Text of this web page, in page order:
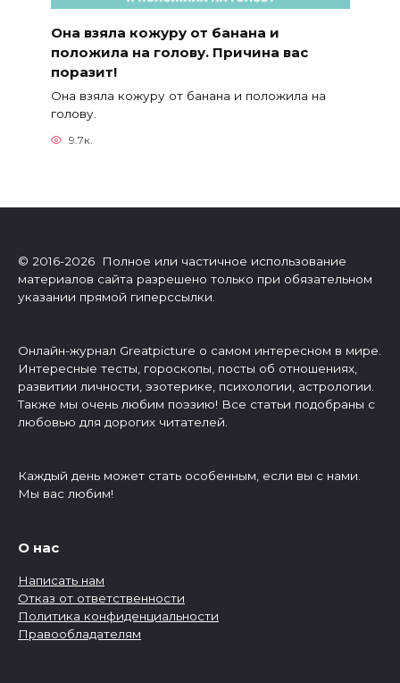
Она взяла кожуру от банана и
положила на голову. Причина вас
поразит!
Она взяла кожуру от банана и положила на
голову.
9.7к.
© 2016-2026 Полное или частичное использование
материалов сайта разрешено только при обязательном
указании прямой гиперссылки.
Онлайн-журнал Greatpicture о самом интересном в мире.
Интересные тесты, гороскопы, посты об отношениях,
развитии личности, эзотерике, психологии, астрологии.
Также мы очень любим поэзию! Все статьи подобраны с
любовью для дорогих читателей.
Каждый день может стать особенным, если вы с нами.
Мы вас любим!
О нас
Написать нам
Отказ от ответственности
Политика конфиденциальности
Правообладателям